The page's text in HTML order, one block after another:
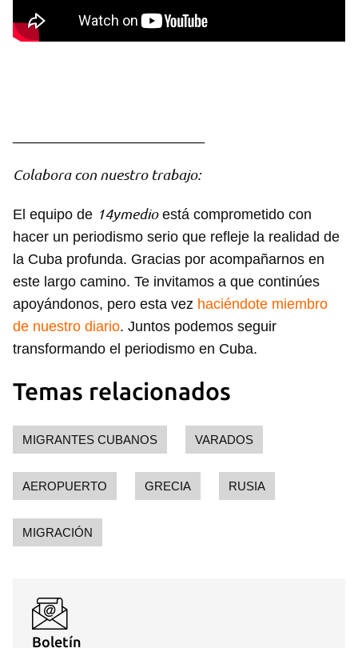
Colabora con nuestro trabajo:
El equipo de 14ymedioestá comprometido con
hacer un periodismo serio que refleje la realidad de
la Cuba profunda. Gracias por acompañarnos en
este largo camino. Te invitamos a que continúes
apoyándonos, pero esta vez haciéndote miembro
de nuestro diario. Juntos podemos seguir
transformando el periodismo en Cuba.
Temas relacionados
MIGRANTES CUBANOS VARADOS
AEROPUERTO GRECIA RUSIA
MIGRACIÓN
Boletín